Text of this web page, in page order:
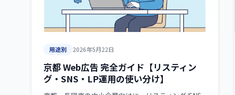
用途別 2026年5月22日
京都 Web広告 完全ガイド【リスティン
グ・SNS・LP運用の使い分け】